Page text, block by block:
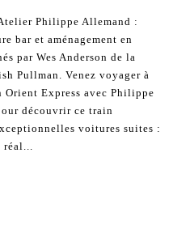
Philippe Allemand :
bar et aménagement en
par Wes Anderson de la
Pullman. Venez voyager à
Orient Express avec Philippe
découvrir ce train
voitures suites :
réal...